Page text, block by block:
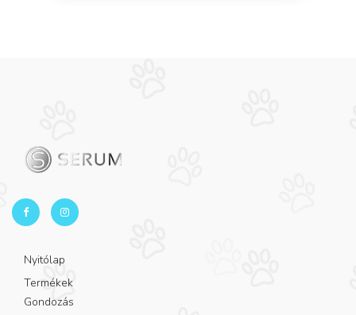
Nyitólap
Termékek
Gondozás